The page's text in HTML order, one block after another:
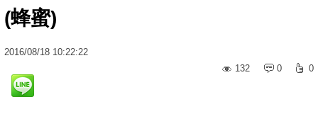
(蜂蜜)
2016/08/18 10:22:22
132
0 0